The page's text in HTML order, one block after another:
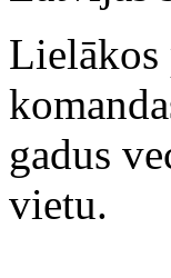
Lielākos
gadus
vietu.